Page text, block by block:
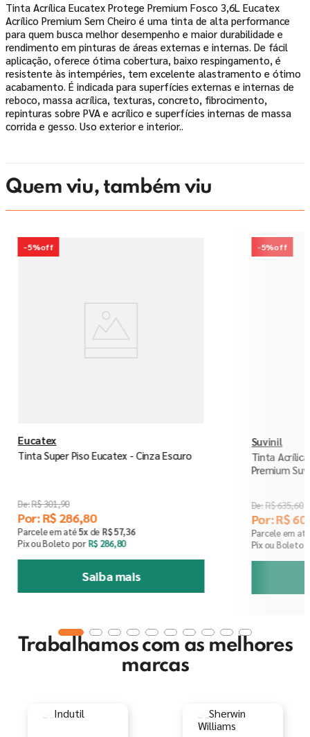
Tinta Acrílica Eucatex Protege Premium Fosco 3,6L Eucatex
Acrílico Premium Sem Cheiro é uma tinta de alta performance
para quem busca melhor desempenho e maior durabilidade e
rendimento em pinturas de áreas externas e internas. De fácil
aplicação, oferece ótima cobertura, baixo respingamento, é
resistente às intempéries, tem excelente alastramento e ótimo
acabamento. É indicada para superfícies externas e internas de
reboco, massa acrílica, texturas, concreto, fibrocimento,
repinturas sobre PVA e acrílico e superfícies internas de massa
corrida e gesso. Uso exterior e interior..
Quem viu, também viu
-5%off
Eucatex
Tinta Super Piso Eucatex - Cinza Escuro
R$301,90
Por:R$286,80
Parcele em até5x de R$57,36
Pix ou Boleto porR$ 286,80
Saiba mais
-5%off
Suvinil
Tinta
Premium
R$635,60
Por:R$
Parcele em
Pix ou Boleto
Trabalhamos com as melhores
marcas